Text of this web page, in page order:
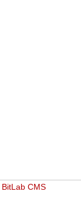
BitLab CMS